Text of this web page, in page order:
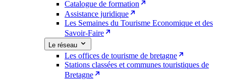
Catalogue de formation
Assistance juridique
Les Semaines du Tourisme Economique et des
Savoir-Faire
Le réseau
Les offices de tourisme de bretagne
Stations classées et communes touristiques de
Bretagne